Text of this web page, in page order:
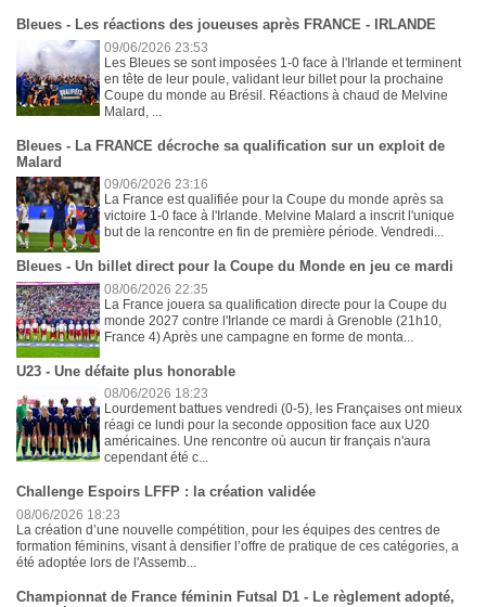
Bleues - Les réactions des joueuses après FRANCE - IRLANDE
09/06/2026 23:53
Les Bleues se sont imposées 1-0 face à l'Irlande et terminent
en tête de leur poule, validant leur billet pour la prochaine
Coupe du monde au Brésil. Réactions à chaud de Melvine
Malard, ...
Bleues - La FRANCE décroche sa qualification sur un exploit de
Malard
09/06/2026 23:16
La France est qualifiée pour la Coupe du monde après sa
victoire 1-0 face à l'Irlande. Melvine Malard a inscrit l'unique
but de la rencontre en fin de première période. Vendredi...
Bleues - Un billet direct pour la Coupe du Monde en jeu ce mardi
08/06/2026 22:35
La France jouera sa qualification directe pour la Coupe du
monde 2027 contre l'Irlande ce mardi à Grenoble (21h10,
France 4) Après une campagne en forme de monta...
U23 - Une défaite plus honorable
08/06/2026 18:23
Lourdement battues vendredi (0-5), les Françaises ont mieux
réagi ce lundi pour la seconde opposition face aux U20
américaines. Une rencontre où aucun tir français n'aura
cependant été c...
Challenge Espoirs LFFP : la création validée
08/06/2026 18:23
La création d’une nouvelle compétition, pour les équipes des centres de
formation féminins, visant à densifier l’offre de pratique de ces catégories, a
été adoptée lors de l'Assemb...
Championnat de France féminin Futsal D1 - Le règlement adopté,